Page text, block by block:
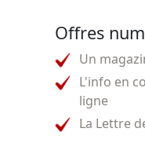
Offres
Un
L'info en
ligne
La Lettre